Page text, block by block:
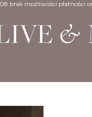
brak możliwości płatności